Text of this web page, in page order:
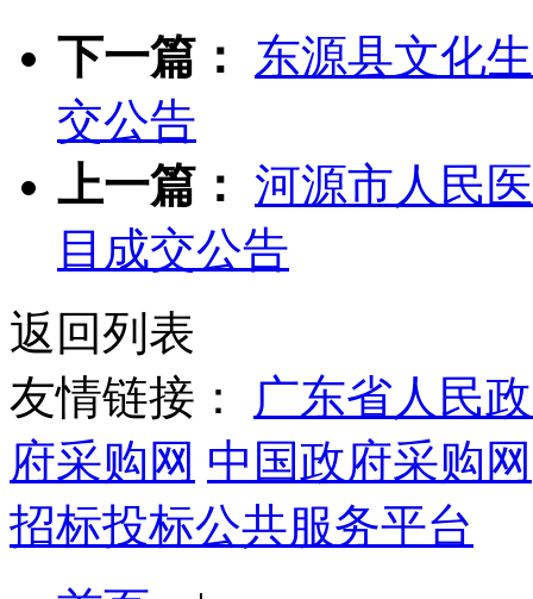
下一篇：
东源县文化
交公告
上一篇： 河源市人民
目成交公告
返回列表
友情链接： 广东省人民
府采购网 中国政府采购网
招标投标公共服务平台